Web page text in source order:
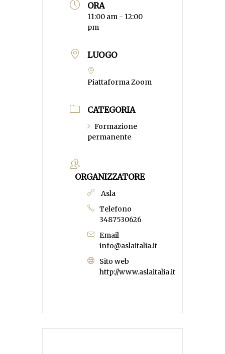
ORA
11:00 am - 12:00
pm
LUOGO
Piattaforma Zoom
CATEGORIA
Formazione
permanente
ORGANIZZATORE
Asla
Telefono
3487530626
Email
info@aslaitalia.it
Sito web
http://www.aslaitalia.it